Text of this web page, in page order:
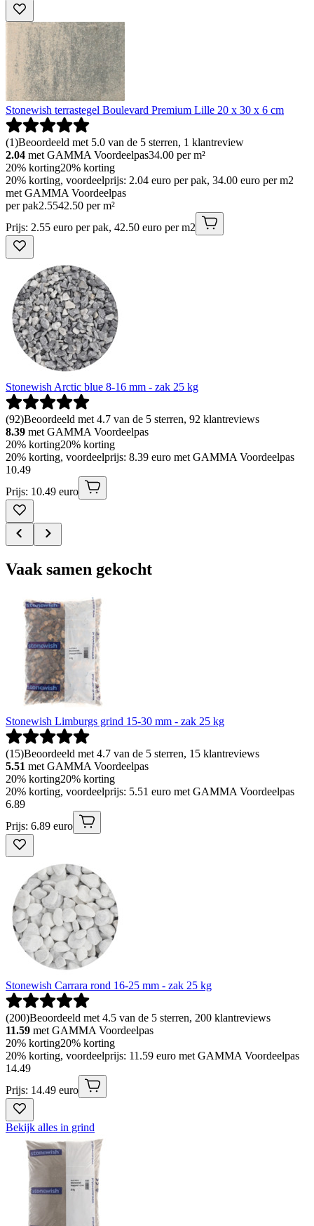
Stonewish terrastegel Boulevard Premium Lille 20 x 30 x 6 cm
(1)Beoordeeld met 5.0 van de 5 sterren, 1 klantreview
2.04 met GAMMA Voordeelpas34.00 per m²
20% korting20% korting
20% korting, voordeelprijs: 2.04 euro per pak, 34.00 euro per m2
met GAMMA Voordeelpas
per pak2.5542.50 per m²
Prijs: 2.55 euro per pak, 42.50 euro per m2
Stonewish Arctic blue 8-16 mm - zak 25 kg
(92)Beoordeeld met 4.7 van de 5 sterren, 92 klantreviews
8.39 met GAMMA Voordeelpas
20% korting20% korting
20% korting, voordeelprijs: 8.39 euro met GAMMA Voordeelpas
10.49
Prijs: 10.49 euro
Vaak samen gekocht
Stonewish Limburgs grind 15-30 mm - zak 25 kg
(15)Beoordeeld met 4.7 van de 5 sterren, 15 klantreviews
5.51 met GAMMA Voordeelpas
20% korting20% korting
20% korting, voordeelprijs: 5.51 euro met GAMMA Voordeelpas
6.89
Prijs: 6.89 euro
Stonewish Carrara rond 16-25 mm - zak 25 kg
(200)Beoordeeld met 4.5 van de 5 sterren, 200 klantreviews
11.59 met GAMMA Voordeelpas
20% korting20% korting
20% korting, voordeelprijs: 11.59 euro met GAMMA Voordeelpas
14.49
Prijs: 14.49 euro
Bekijk alles in grind